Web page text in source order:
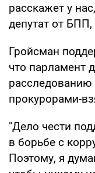
расскажет у
депутат от БПП,
Гройсман
что парламент
расследованию
прокурорами-
"Дело чести
в борьбе с
Поэтому, я